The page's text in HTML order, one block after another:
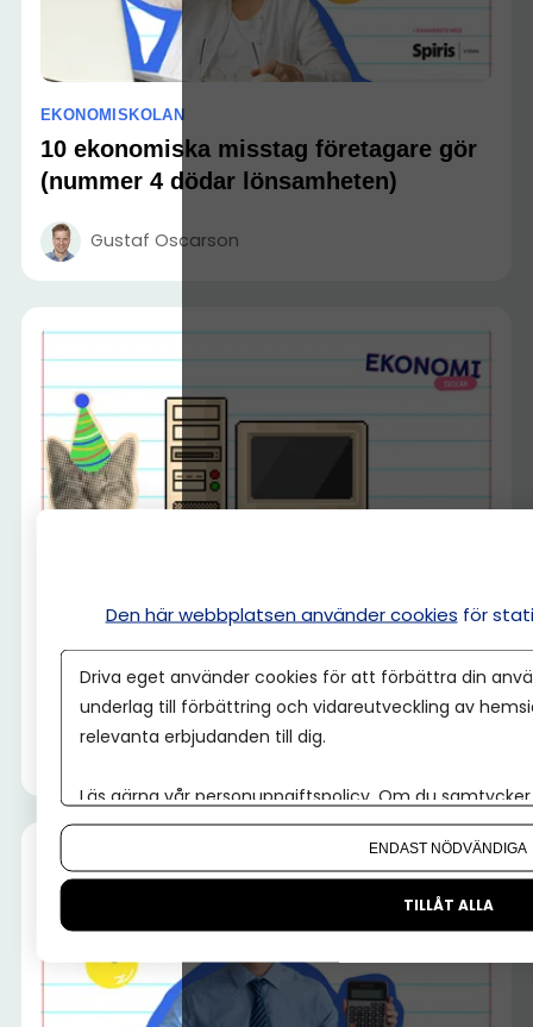
EKONOMISKOLAN
10 ekonomiska misstag företagare gör
(nummer 4 dödar lönsamheten)
Gustaf Oscarson
EKONOMISKOLAN
Vilket bokföringsprogram ska jag välja
Den här webbplatsen använder cookies för
Driva eget använder cookies för att förbättra din
underlag till förbättring och vidareutveckling av
relevanta erbjudanden till dig.
Läs gärna vår personuppgiftspolicy. Om du
Om du vill ändra ditt val i efterhand hittar du den
ENDAST NÖDVÄNDIGA
TILLÅT ALLA